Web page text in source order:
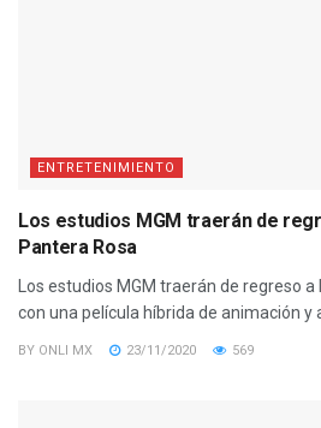
ENTRETENIMIENTO
Los estudios MGM traerán de
Pantera Rosa
Los estudios MGM traerán de regreso a
con una película híbrida de animación y
BY ONLI MX 23/11/2020 569